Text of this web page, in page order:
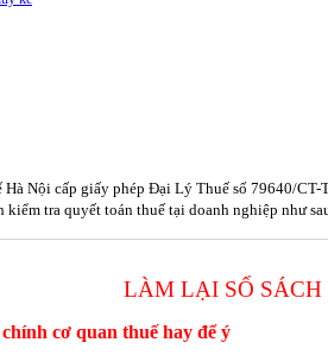
Hà Nội cấp giấy phép Đại Lý Thuế số 79640/
tra quyết toán thuế tại doanh nghiệp như
LÀM LẠI SỔ
cơ quan thuế hay để ý